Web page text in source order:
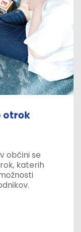
otrok
občini se
katerih